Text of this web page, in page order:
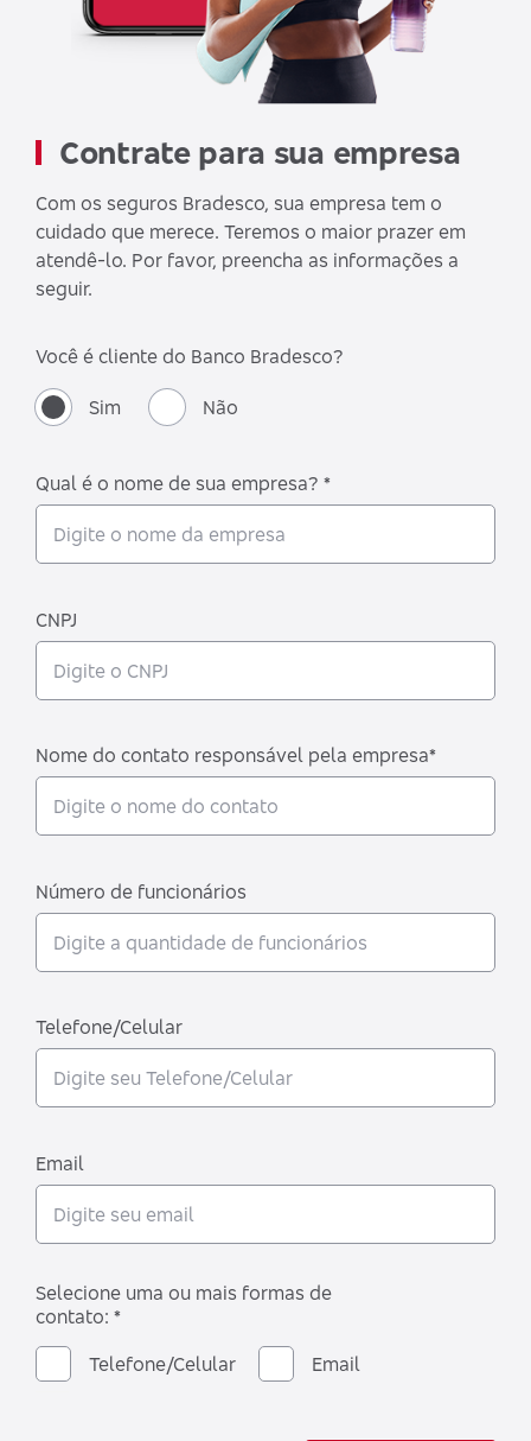
Contrate para sua empresa
Com os seguros Bradesco, sua empresa tem o
cuidado que merece. Teremos o maior prazer em
atendê-lo. Por favor, preencha as informações a
seguir.
Você é cliente do Banco Bradesco?
Sim Não
Qual é o nome de sua empresa? *
CNPJ
Nome do contato responsável pela empresa*
Número de funcionários
Telefone/Celular
Email
Selecione uma ou mais formas de
contato: *
Telefone/Celular
Email